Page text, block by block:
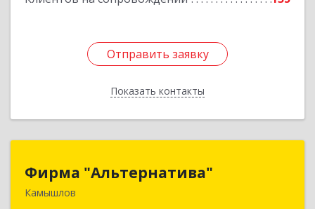
Отправить заявку
Показать контакты
Отправить заявку
Назад
Фирма "Альтернатива"
Камышлов
624860, Свердловская обл, Камышлов г, Ленина